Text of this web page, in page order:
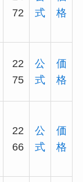
72
式
格
22
75
公
式
価
格
22
66
公
式
価
格